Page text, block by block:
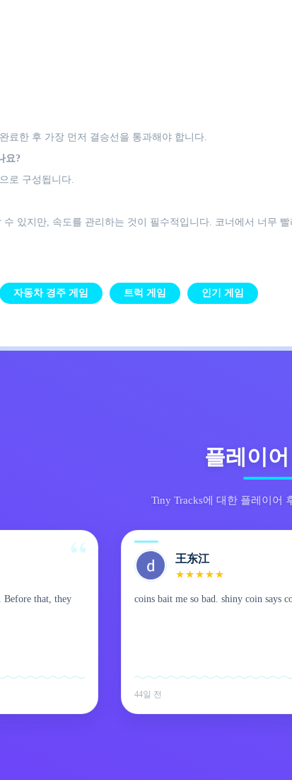
료한 후 가장 먼저 결승선을 통과해야 합니다.
요?
로 구성됩니다.
있지만, 속도를 관리하는 것이 필수적입니다. 코너에서 너무
자동차 경주 게임 트럭 게임 인기 게임
플레이
Tiny Tracks에 대한 플레이어
Before that, they
王东江
★ ★ ★ ★ ★
coins bait me so bad. shiny coin says
44일 전